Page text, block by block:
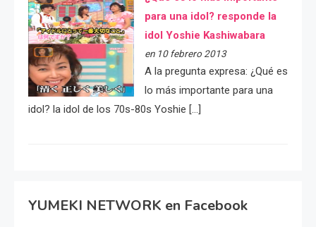
para una idol? responde la
idol Yoshie Kashiwabara
en 10 febrero 2013
A la pregunta expresa: ¿Qué es
lo más importante para una
idol? la idol de los 70s-80s Yoshie […]
YUMEKI NETWORK en Facebook